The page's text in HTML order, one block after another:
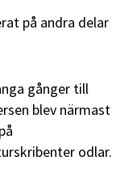
på andra delar
gånger till
blev närmast
odlar.